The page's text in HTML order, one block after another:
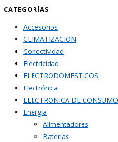
CATEGORÍAS
Accesorios
CLIMATIZACION
Conectividad
Electricidad
ELECTRODOMESTICOS
Electrónica
ELECTRONICA DE CONSUMO
Energia
Alimentadores
Baterias